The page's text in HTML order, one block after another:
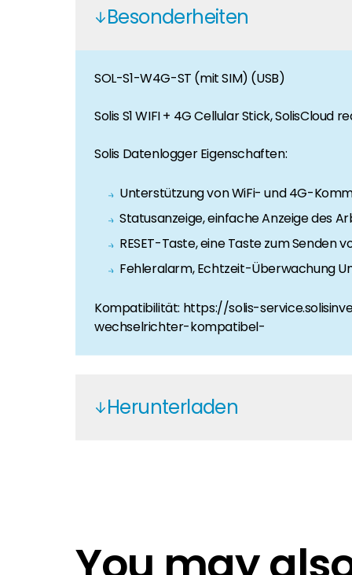
Karriere
Sie suchen nach einem Job in der Erneuerbaren
Hauseigentümer
Wenn Sie auf der Suche nach wichtigen Produkt-
Besonderheiten
SOL-S1-W4G-ST (mit SIM) (USB)
Solis S1 WIFI + 4G Cellular Stick,
Solis Datenlogger Eigenschaften:
Unterstützung von WiFi- und 4G-
Statusanzeige, einfache Anzeige des
RESET-Taste, eine Taste zum Senden
Fehleralarm, Echtzeit-Überwachung
Kompatibilität: https://solis-
wechselrichter-kompatibel-
Herunterladen
Solis S1-W4G-ST Data Logger - NL